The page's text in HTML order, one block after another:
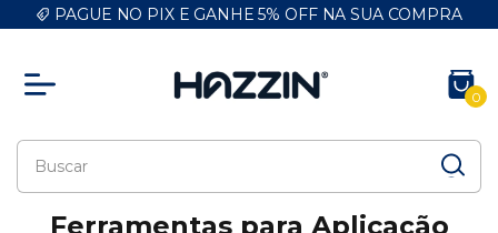
PAGUE NO PIX E GANHE 5% OFF NA SUA COMPRA
0
Ferramentas para Aplicação